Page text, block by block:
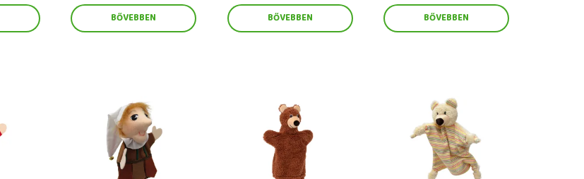
BŐVEBBEN BŐVEBBEN BŐVEBBEN
Kasperl 12 cm, ujjbáb Medve 27 cm, báb 30 cm-es, csomózott
plüssmackó